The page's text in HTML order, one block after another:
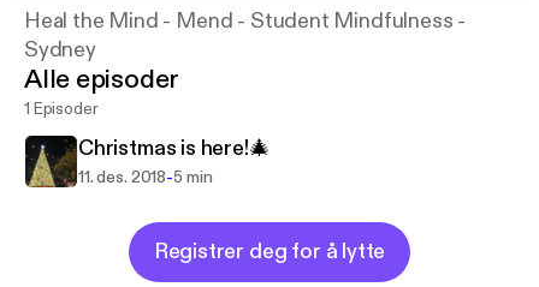
Heal the Mind - Mend - Student Mindfulness -
Sydney
Alle episoder
1 Episoder
Christmas is here!🎄
11. des. 2018-5 min
Registrer deg for å lytte